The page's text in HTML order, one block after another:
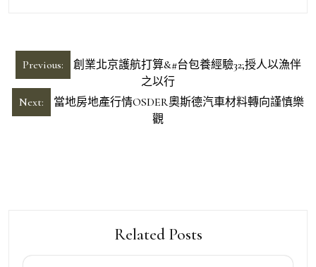
文
章
導
Previous:
創業北京護航打算&#台包養經驗32;授人以漁伴
之以行
Next:
當地房地產行情OSDER奧斯德汽車材料轉向謹慎樂
觀
Related Posts